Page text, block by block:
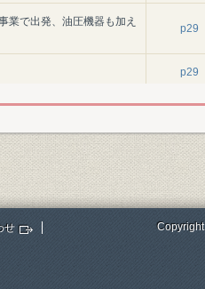
で出発、油圧機器も加え
p29
p29
p41
p44
p47
せ